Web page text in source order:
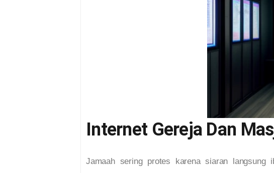
Internet Gereja Dan
Jamaah sering protes karena siaran langsung